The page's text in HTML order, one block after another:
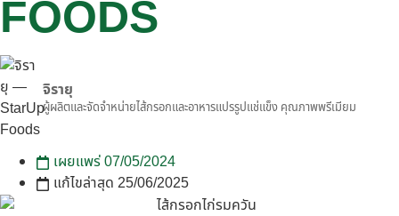
FOODS
จิรายุ
ผู้ผลิตและจัดจำหน่ายไส้กรอกและอาหารแปรรูปแช่แข็ง คุณภาพพรีเมียม
เผยแพร่07/05/2024
แก้ไขล่าสุด 25/06/2025